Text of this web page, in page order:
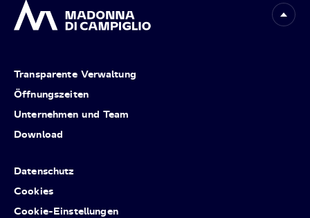
Transparente Verwaltung
Öffnungszeiten
Unternehmen und Team
Download
Datenschutz
Cookies
Cookie-Einstellungen